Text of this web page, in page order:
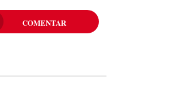
COMENTAR